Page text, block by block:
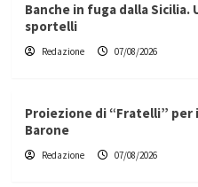
Banche in fuga dalla
sportelli
Redazione 07/08/2026
Proiezione di “Fratelli” per
Barone
Redazione 07/08/2026